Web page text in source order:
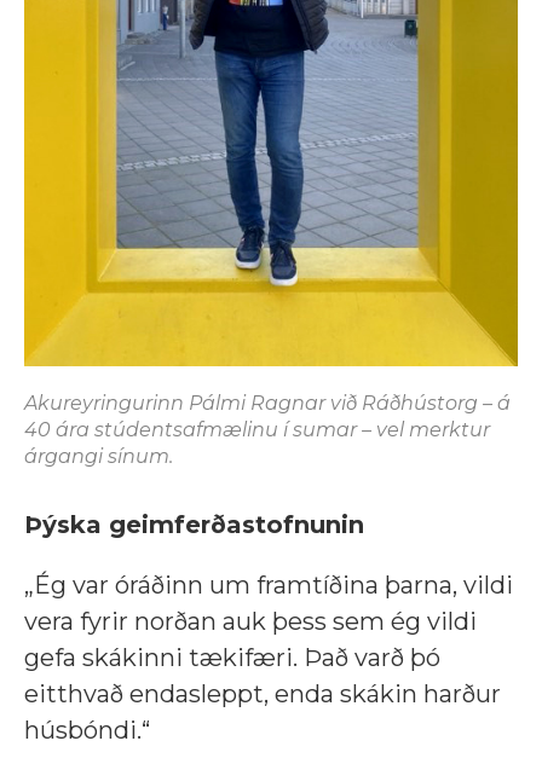
Akureyringurinn Pálmi Ragnar við Ráðhústorg – á
40 ára stúdentsafmælinu í sumar – vel merktur
árgangi sínum.
Þýska geimferðastofnunin
„Ég var óráðinn um framtíðina þarna, vildi
vera fyrir norðan auk þess sem ég vildi
gefa skákinni tækifæri. Það varð þó
eitthvað endasleppt, enda skákin harður
húsbóndi.“